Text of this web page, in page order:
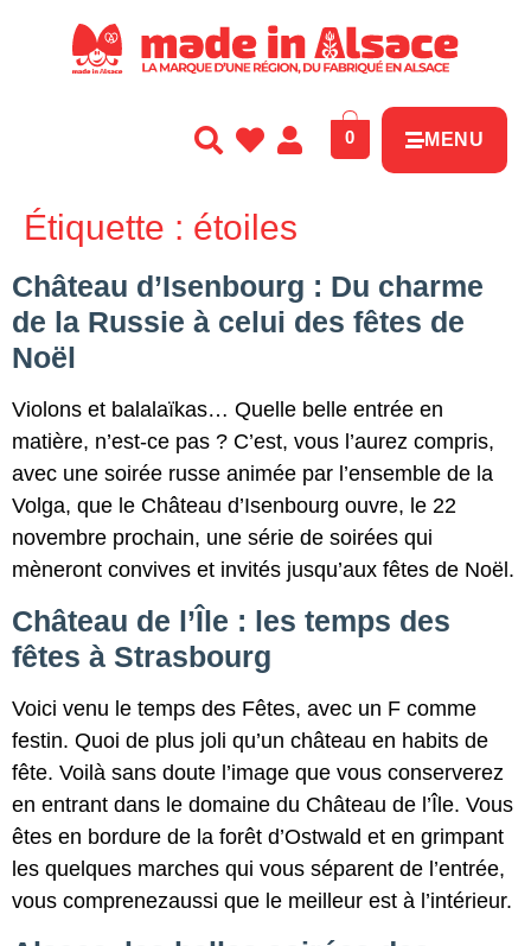
0 MENU
Étiquette : étoiles
Château d’Isenbourg : Du charme
de la Russie à celui des fêtes de
Noël
Violons et balalaïkas… Quelle belle entrée en
matière, n’est-ce pas ? C’est, vous l’aurez compris,
avec une soirée russe animée par l’ensemble de la
Volga, que le Château d’Isenbourg ouvre, le 22
novembre prochain, une série de soirées qui
mèneront convives et invités jusqu’aux fêtes de Noël.
Château de l’Île : les temps des
fêtes à Strasbourg
Voici venu le temps des Fêtes, avec un F comme
festin. Quoi de plus joli qu’un château en habits de
fête. Voilà sans doute l’image que vous conserverez
en entrant dans le domaine du Château de l’Île. Vous
êtes en bordure de la forêt d’Ostwald et en grimpant
les quelques marches qui vous séparent de l’entrée,
vous comprenezaussi que le meilleur est à l’intérieur.